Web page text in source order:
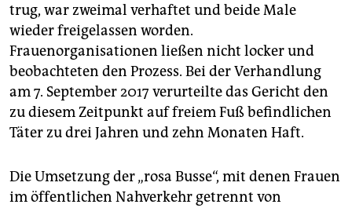
trug, war zweimal verhaftet und beide Male
wieder freigelassen worden.
Frauenorganisationen ließen nicht locker und
beobachteten den Prozess. Bei der Verhandlung
am 7. September 2017 verurteilte das Gericht den
zu diesem Zeitpunkt auf freiem Fuß befindlichen
Täter zu drei Jahren und zehn Monaten Haft.
Die Umsetzung der „rosa Busse“, mit denen Frauen
im öffentlichen Nahverkehr getrennt von